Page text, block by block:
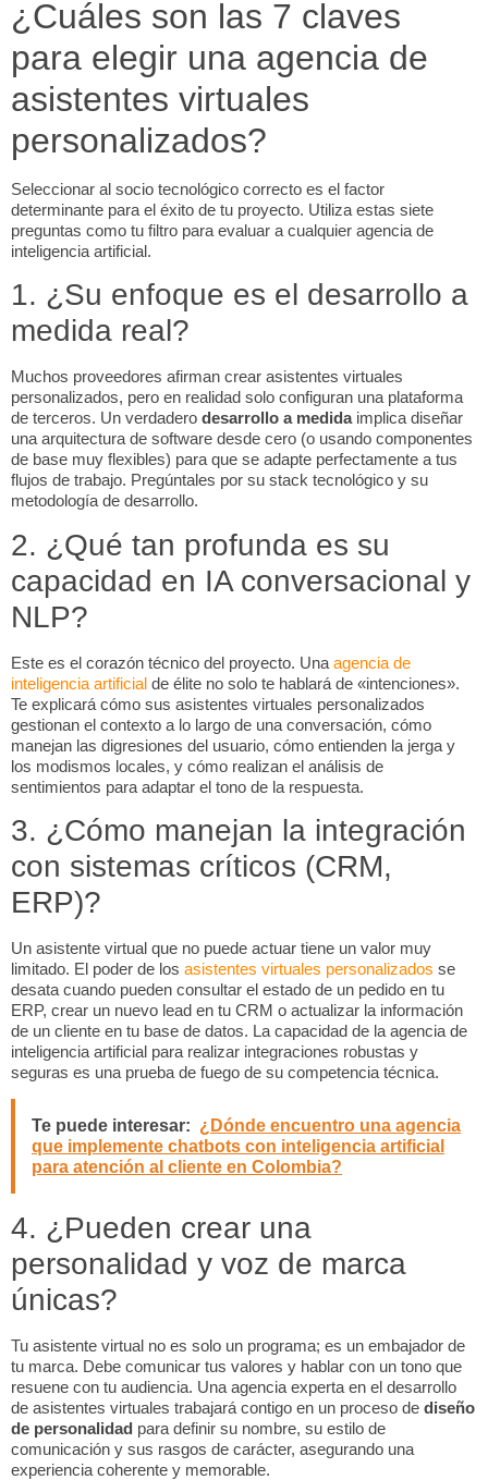
¿Cuáles son las 7 claves
para elegir una agencia de
asistentes virtuales
personalizados?
Seleccionar al socio tecnológico correcto es el factor
determinante para el éxito de tu proyecto. Utiliza estas siete
preguntas como tu filtro para evaluar a cualquier agencia de
inteligencia artificial.
1. ¿Su enfoque es el desarrollo a
medida real?
Muchos proveedores afirman crear asistentes virtuales
personalizados, pero en realidad solo configuran una plataforma
de terceros. Un verdadero desarrollo a medidaimplica diseñar
una arquitectura de software desde cero (o usando componentes
de base muy flexibles) para que se adapte perfectamente a tus
flujos de trabajo. Pregúntales por su stack tecnológico y su
metodología de desarrollo.
2. ¿Qué tan profunda es su
capacidad en IA conversacional y
NLP?
Este es el corazón técnico del proyecto. Una agencia de
inteligencia artificial de élite no solo te hablará de «intenciones».
Te explicará cómo sus asistentes virtuales personalizados
gestionan el contexto a lo largo de una conversación, cómo
manejan las digresiones del usuario, cómo entienden la jerga y
los modismos locales, y cómo realizan el análisis de
sentimientos para adaptar el tono de la respuesta.
3. ¿Cómo manejan la integración
con sistemas críticos (CRM,
ERP)?
Un asistente virtual que no puede actuar tiene un valor muy
limitado. El poder de los asistentes virtuales personalizados se
desata cuando pueden consultar el estado de un pedido en tu
ERP, crear un nuevo lead en tu CRM o actualizar la información
de un cliente en tu base de datos. La capacidad de la agencia de
inteligencia artificial para realizar integraciones robustas y
seguras es una prueba de fuego de su competencia técnica.
Te puede interesar: ¿Dónde encuentro una agencia
que implemente chatbots con inteligencia artificial
para atención al cliente en Colombia?
4. ¿Pueden crear una
personalidad y voz de marca
únicas?
Tu asistente virtual no es solo un programa; es un embajador de
tu marca. Debe comunicar tus valores y hablar con un tono que
resuene con tu audiencia. Una agencia experta en el desarrollo
de asistentes virtuales trabajará contigo en un proceso de diseño
de personalidad para definir su nombre, su estilo de
comunicación y sus rasgos de carácter, asegurando una
experiencia coherente y memorable.